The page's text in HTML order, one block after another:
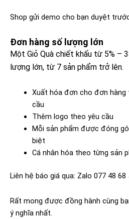
Shop gửi demo cho bạn duyệt
Đơn hàng số lượng lớn​
Một Giỏ Quà chiết khấu từ 5% –
lượng lớn, từ 7 sản phẩm trở lên.
Xuất hóa đơn cho đơn
cầu
Thêm logo theo yêu cầu
Mỗi sản phẩm được đóng
biệt
Cá nhân hóa theo từng sản
Liên hệ báo giá qua: Zalo 077 48 68
Rất mong được đồng hành cùng
ý nghĩa nhất.